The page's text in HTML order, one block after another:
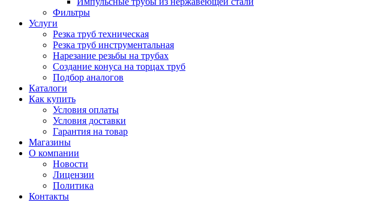
Фильтры
Услуги
Резка труб техническая
Резка труб инструментальная
Нарезание резьбы на трубах
Создание конуса на торцах труб
Подбор аналогов
Каталоги
Как купить
Условия оплаты
Условия доставки
Гарантия на товар
Магазины
О компании
Новости
Лицензии
Политика
Контакты